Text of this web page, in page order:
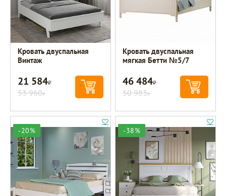
Кровать двуспальная
Винтаж
21 584Р
53 960Р
Кровать двуспальная
мягкая Бетти №5/7
46 484Р
50 983Р
-20% -38%